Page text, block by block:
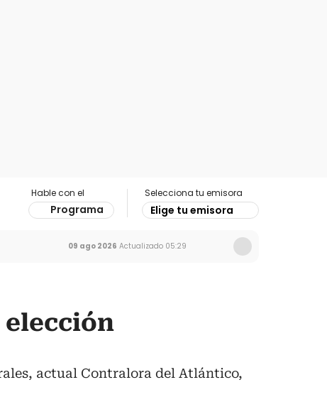
Hable con el
Programa
Selecciona tu emisora
Elige tu emisora
09 ago 2026 Actualizado 05:29
actual Contralora del Atlántico,